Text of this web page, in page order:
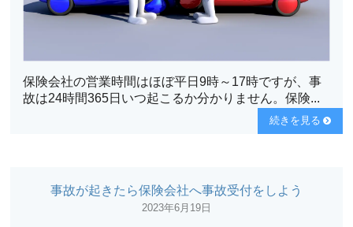
保険会社の営業時間はほぼ平日9時～17時ですが、事
故は24時間365日いつ起こるか分かりません。保険...
続きを見る
事故が起きたら保険会社へ事故受付をしよう
2023年6月19日